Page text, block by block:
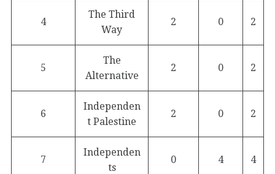
4
The Third
Way
2 0 2
5
The
Alternative
2 0 2
6
Independen
t Palestine
2 0 2
7
Independen
ts
0 4 4